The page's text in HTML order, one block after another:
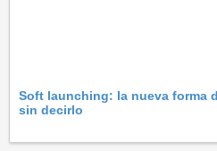
Soft launching: la nueva forma
sin decirlo